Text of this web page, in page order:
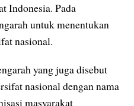
Indonesia. Pada
untuk menentukan
nasional.
yang juga disebut
nasional dengan nama
masyarakat